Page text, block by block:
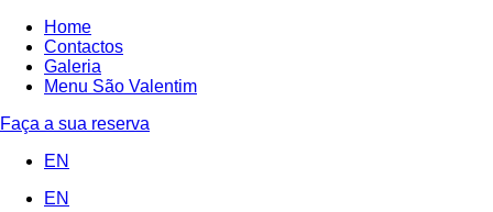
Home
Contactos
Galeria
Menu São Valentim
Faça a sua reserva
EN
EN